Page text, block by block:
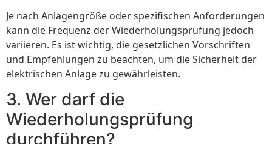
Je nach Anlagengröße oder spezifischen Anforderungen
kann die Frequenz der Wiederholungsprüfung jedoch
variieren. Es ist wichtig, die gesetzlichen Vorschriften
und Empfehlungen zu beachten, um die Sicherheit der
elektrischen Anlage zu gewährleisten.
3. Wer darf die
Wiederholungsprüfung
durchführen?